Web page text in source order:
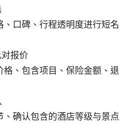
、口碑、行程透明度进行短名
报价
格、包含项目、保险金额、退
、确认包含的酒店等级与景点